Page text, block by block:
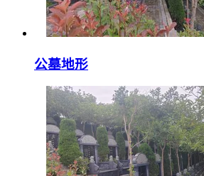
公墓地形